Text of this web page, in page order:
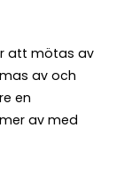
att mötas av
av och
en
av med